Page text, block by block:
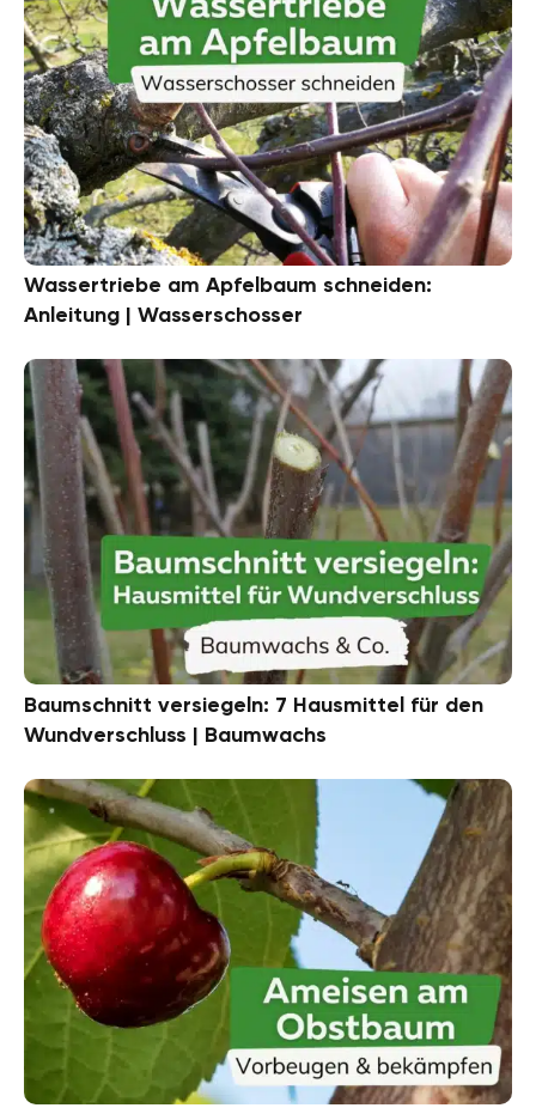
Wassertriebe am Apfelbaum schneiden:
Anleitung | Wasserschosser
Baumschnitt versiegeln: 7 Hausmittel für den
Wundverschluss | Baumwachs